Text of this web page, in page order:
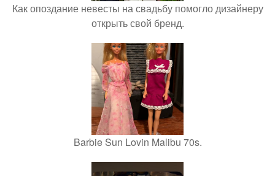
Как опоздание невесты на свадьбу помогло дизайнеру
открыть свой бренд.
Barbie Sun Lovin Malibu 70s.